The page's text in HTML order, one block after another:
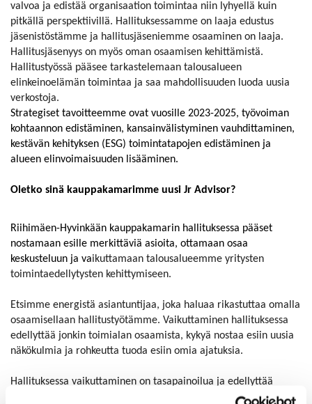
valvoa ja edistää organisaation toimintaa niin lyhyellä kuin
pitkällä perspektiivillä. Hallituksessamme on laaja edustus
jäsenistöstämme ja hallitusjäseniemme osaaminen on laaja.
Hallitusjäsenyys on myös oman osaamisen kehittämistä.
Hallitustyössä pääsee tarkastelemaan talousalueen
elinkeinoelämän toimintaa ja saa mahdollisuuden luoda uusia
verkostoja.
Strategiset tavoitteemme ovat vuosille 2023-2025, työvoiman
kohtaannon edistäminen, kansainvälistyminen vauhdittaminen,
kestävän kehityksen (ESG) toimintatapojen edistäminen ja
alueen elinvoimaisuuden lisääminen.
Oletko sinä kauppakamarimme uusi Jr Advisor?
Riihimäen-Hyvinkään kauppakamarin hallituksessa pääset
nostamaan esille merkittäviä asioita, ottamaan osaa
keskusteluun ja vaikuttamaan talousalueemme yritysten
toimintaedellytysten kehittymiseen.
Etsimme energistä asiantuntijaa, joka haluaa rikastuttaa omalla
osaamisellaan hallitustyötämme. Vaikuttaminen hallituksessa
edellyttää jonkin toimialan osaamista, kykyä nostaa esiin uusia
näkökulmia ja rohkeutta tuoda esiin omia ajatuksia.
Hallituksessa vaikuttaminen on tasapainoilua ja edellyttää
hyvää pelisilmää. Työskentelyssä tarvitaan rohkeutta haastaa